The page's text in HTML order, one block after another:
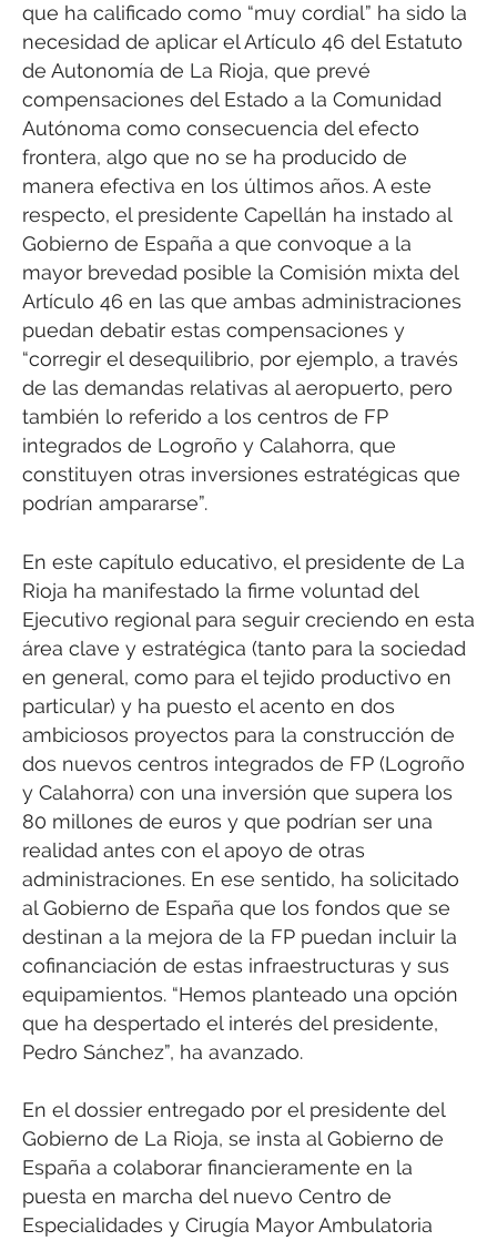
que ha calificado como “muy cordial” ha sido la
necesidad de aplicar el Artículo 46 del Estatuto
de Autonomía de La Rioja, que prevé
compensaciones del Estado a la Comunidad
Autónoma como consecuencia del efecto
frontera, algo que no se ha producido de
manera efectiva en los últimos años. A este
respecto, el presidente Capellán ha instado al
Gobierno de España a que convoque a la
mayor brevedad posible la Comisión mixta del
Artículo 46 en las que ambas administraciones
puedan debatir estas compensaciones y
“corregir el desequilibrio, por ejemplo, a través
de las demandas relativas al aeropuerto, pero
también lo referido a los centros de FP
integrados de Logroño y Calahorra, que
constituyen otras inversiones estratégicas que
podrían ampararse”.
En este capítulo educativo, el presidente de La
Rioja ha manifestado la firme voluntad del
Ejecutivo regional para seguir creciendo en esta
área clave y estratégica (tanto para la sociedad
en general, como para el tejido productivo en
particular) y ha puesto el acento en dos
ambiciosos proyectos para la construcción de
dos nuevos centros integrados de FP (Logroño
y Calahorra) con una inversión que supera los
80 millones de euros y que podrían ser una
realidad antes con el apoyo de otras
administraciones. En ese sentido, ha solicitado
al Gobierno de España que los fondos que se
destinan a la mejora de la FP puedan incluir la
cofinanciación de estas infraestructuras y sus
equipamientos. “Hemos planteado una opción
que ha despertado el interés del presidente,
Pedro Sánchez”, ha avanzado.
En el dossier entregado por el presidente del
Gobierno de La Rioja, se insta al Gobierno de
España a colaborar financieramente en la
puesta en marcha del nuevo Centro de
Especialidades y Cirugía Mayor Ambulatoria